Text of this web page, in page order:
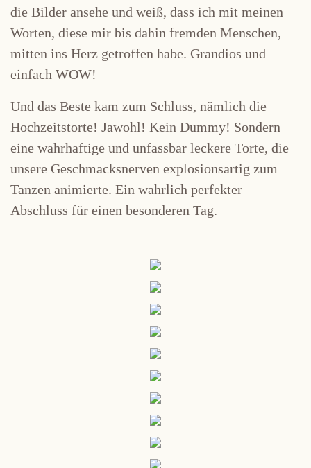
die Bilder ansehe und weiß, dass ich mit meinen
Worten, diese mir bis dahin fremden Menschen,
mitten ins Herz getroffen habe. Grandios und
einfach WOW!
Und das Beste kam zum Schluss, nämlich die
Hochzeitstorte! Jawohl! Kein Dummy! Sondern
eine wahrhaftige und unfassbar leckere Torte, die
unsere Geschmacksnerven explosionsartig zum
Tanzen animierte. Ein wahrlich perfekter
Abschluss für einen besonderen Tag.